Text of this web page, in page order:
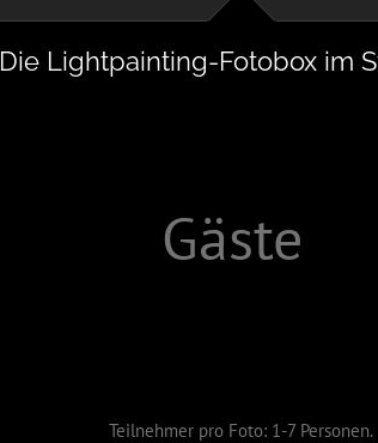
Die Lightpainting-Fotobox im
Gäste
Teilnehmer pro Foto: 1-7 Personen.